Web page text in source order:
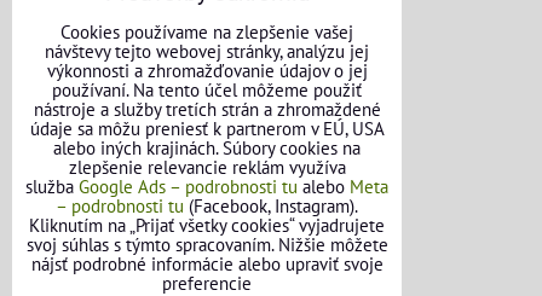
Obchodné podmienky pre osoby
Obchodné podmienky pre firmy
Ochrana osobných údajov
Reklamačný poriadok
Formulár na odstúpenie od zmluvy
FAQ - Často kladené otázky
Cookies používame na zlepšenie vašej
návštevy tejto webovej stránky, analýzu jej
výkonnosti a zhromažďovanie údajov o jej
používaní. Na tento účel môžeme použiť
nástroje a služby tretích strán a zhromaždené
údaje sa môžu preniesť k partnerom v EÚ, USA
alebo iných krajinách. Súbory cookies na
zlepšenie relevancie reklám využíva
služba Google Ads – podrobnosti tu alebo Meta
– podrobnosti tu (Facebook, Instagram).
Kliknutím na „Prijať všetky cookies“ vyjadrujete
svoj súhlas s týmto spracovaním. Nižšie môžete
nájsť podrobné informácie alebo upraviť svoje
preferencie